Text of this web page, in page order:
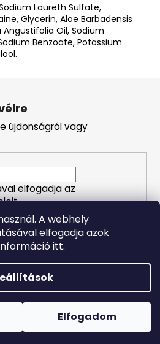
A webhely
elfogadja azok
itt.
Elfogadom
a csomagautomatákba
hőmérsékletre érzékeny
hogy optimális állapotban
Laureth Sulfate,
Glycerin, Aloe Barbadensis
Oil, Sodium
Benzoate, Potassium
újdonságról vagy
elfogadja az
. Minden jog fenntartva.Süti
szerkesztése